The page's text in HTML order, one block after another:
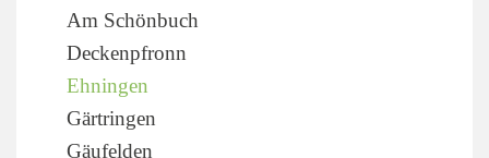
Am Schönbuch
Deckenpfronn
Ehningen
Gärtringen
Gäufelden